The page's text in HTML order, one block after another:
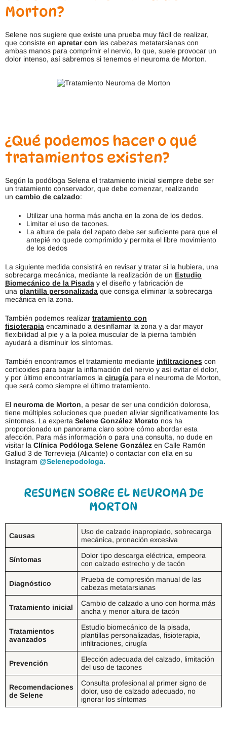
i
e
n
p
e
r
o
u
c
Morton?
Selene nos sugiere que existe una prueba muy fácil de realizar,
que consiste en apretar con las cabezas metatarsianas con
ambas manos para comprimir el nervio, lo que, suele provocar un
dolor intenso, así sabremos si tenemos el neuroma de Morton.
¿Qué podemos hacer o qué
tratamientos existen?
Según la podóloga Selena el tratamiento inicial siempre debe ser
un tratamiento conservador, que debe comenzar, realizando
un cambio de calzado:
Utilizar una horma más ancha en la zona de los dedos.
Limitar el uso de tacones.
La altura de pala del zapato debe ser suficiente para que el
antepié no quede comprimido y permita el libre movimiento
de los dedos
La siguiente medida consistirá en revisar y tratar si la hubiera, una
sobrecarga mecánica, mediante la realización de un Estudio
Biomecánico de la Pisada y el diseño y fabricación de
una plantilla personalizada que consiga eliminar la sobrecarga
mecánica en la zona.
También podemos realizar tratamiento con
fisioterapia encaminado a desinflamar la zona y a dar mayor
flexibilidad al pie y a la polea muscular de la pierna también
ayudará a disminuir los síntomas.
También encontramos el tratamiento mediante infiltraciones con
corticoides para bajar la inflamación del nervio y así evitar el dolor,
y por último encontraríamos la cirugía para el neuroma de Morton,
que será como siempre el último tratamiento.
El neuroma de Morton, a pesar de ser una condición dolorosa,
tiene múltiples soluciones que pueden aliviar significativamente los
síntomas. La experta Selene González Morato nos ha
proporcionado un panorama claro sobre cómo abordar esta
afección. Para más información o para una consulta, no dude en
visitar la Clínica Podóloga Selene González en Calle Ramón
Gallud 3 de Torrevieja (Alicante) o contactar con ella en su
Instagram @Selenepodologa.
RESUMEN SOBRE EL NEUROMA DE
MORTON
Causas
Uso de calzado inapropiado, sobrecarga
mecánica, pronación excesiva
Síntomas
Dolor tipo descarga eléctrica, empeora
con calzado estrecho y de tacón
Diagnóstico
Prueba de compresión manual de las
cabezas metatarsianas
Tratamiento inicial
Cambio de calzado a uno con horma más
ancha y menor altura de tacón
Tratamientos
avanzados
Estudio biomecánico de la pisada,
plantillas personalizadas, fisioterapia,
infiltraciones, cirugía
Prevención
Elección adecuada del calzado, limitación
del uso de tacones
Recomendaciones
de Selene
Consulta profesional al primer signo de
dolor, uso de calzado adecuado, no
ignorar los síntomas